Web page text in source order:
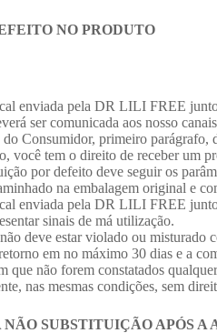
NO PRODUTO
enviada pela DR LILI FREE
ser comunicada aos nosso
Consumidor, primeiro parágrafo,
você tem o direito de receber um
por defeito deve seguir os
na embalagem original e
enviada pela DR LILI FREE
sinais de má utilização.
deve estar violado ou misturado
em no máximo 30 dias e a
que não forem constatados
nas mesmas condições, sem
NÃO SUBSTITUIÇÃO APÓS